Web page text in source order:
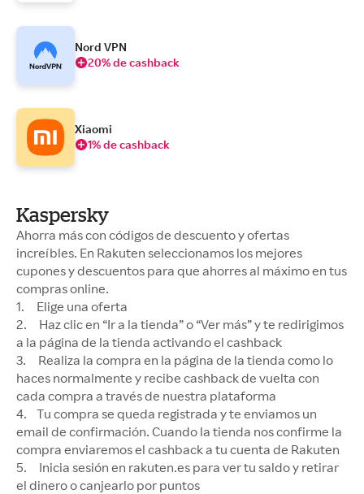
Nord VPN
20% de cashback
Xiaomi
1% de cashback
Kaspersky
Ahorra más con códigos de descuento y ofertas
increíbles. En Rakuten seleccionamos los mejores
cupones y descuentos para que ahorres al máximo en tus
compras online.
1. Elige una oferta
2. Haz clic en “Ir a la tienda” o “Ver más” y te redirigimos
a la página de la tienda activando el cashback
3. Realiza la compra en la página de la tienda como lo
haces normalmente y recibe cashback de vuelta con
cada compra a través de nuestra plataforma
4. Tu compra se queda registrada y te enviamos un
email de confirmación. Cuando la tienda nos confirme la
compra enviaremos el cashback a tu cuenta de Rakuten
5. Inicia sesión en rakuten.es para ver tu saldo y retirar
el dinero o canjearlo por puntos